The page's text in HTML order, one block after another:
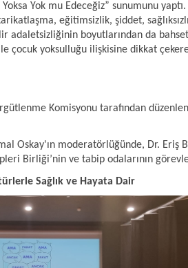
Yok mu Edeceğiz” sunumunu
eğitimsizlik, şiddet,
adaletsizliğinin boyutlarından da
çocuk yoksulluğu ilişkisine dikkat
Komisyonu tarafından
Oskay'ın moderatörlüğünde, Dr. Eriş
Birliği’nin ve tabip odalarının
Sağlık ve Hayata Dair